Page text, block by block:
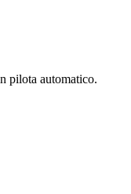
pilota automatico.